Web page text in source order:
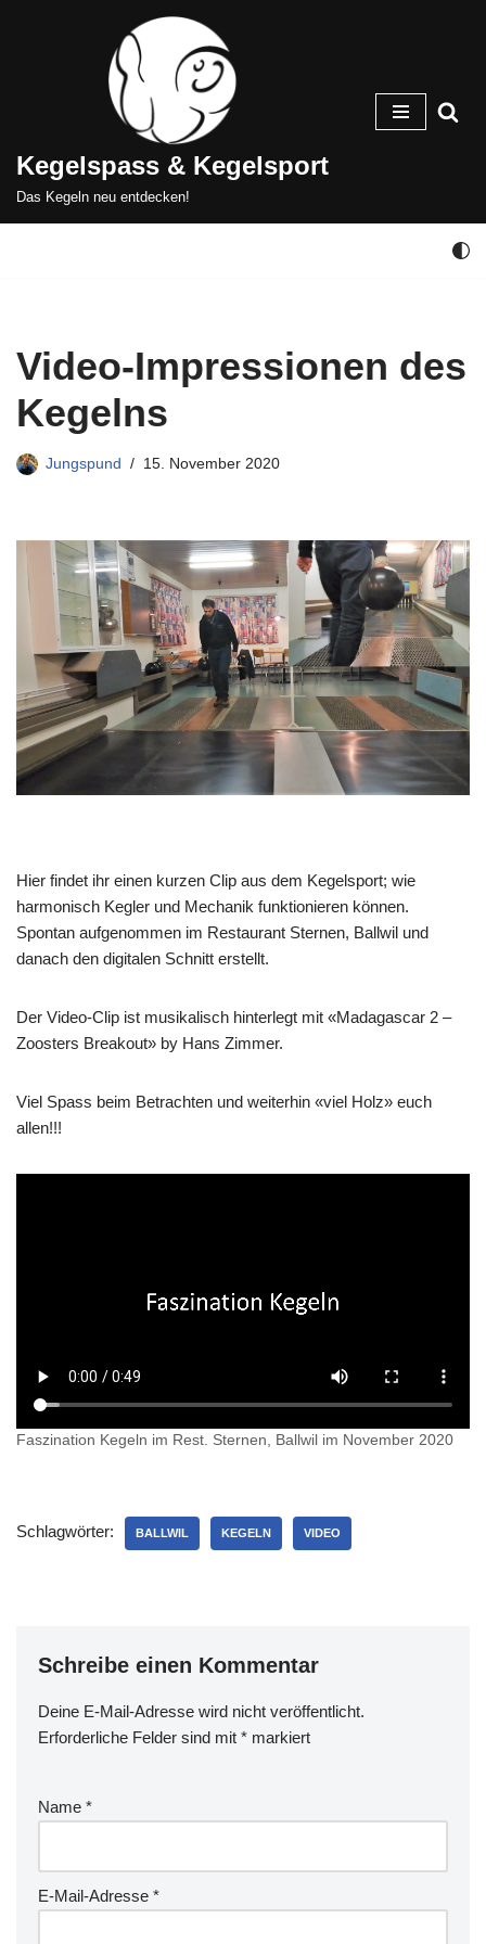
Kegelspass & Kegelsport
Das Kegeln neu entdecken!
Video-Impressionen des
Kegelns
Jungspund 15. November 2020
Hier findet ihr einen kurzen Clip aus dem Kegelsport; wie
harmonisch Kegler und Mechanik funktionieren können.
Spontan aufgenommen im Restaurant Sternen, Ballwil und
danach den digitalen Schnitt erstellt.
Der Video-Clip ist musikalisch hinterlegt mit «Madagascar 2 –
Zoosters Breakout» by Hans Zimmer.
Viel Spass beim Betrachten und weiterhin «viel Holz» euch
allen!!!
Faszination Kegeln im Rest. Sternen, Ballwil im November 2020
Schlagwörter: BALLWIL KEGELN VIDEO
Schreibe einen Kommentar
Deine E-Mail-Adresse wird nicht veröffentlicht.
Erforderliche Felder sind mit * markiert
Name *
E-Mail-Adresse *